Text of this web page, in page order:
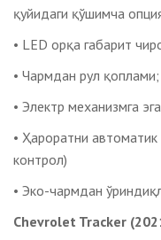
қуйидаги қўшимча
• LED орқа габарит
• Чармдан рул қоплами;
• Электр механизмга
• Ҳароратни
контрол)
• Эко-чармдан
Chevrolet Tracker